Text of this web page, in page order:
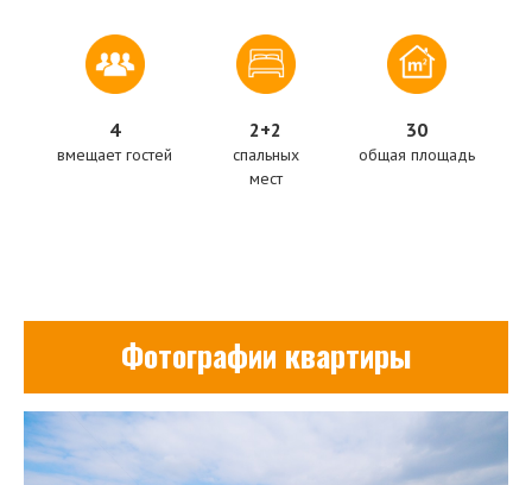
4
вмещает гостей
2+2
спальных
мест
30
общая площадь
Фотографии квартиры